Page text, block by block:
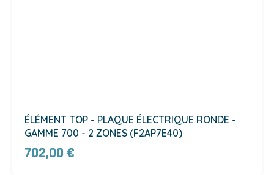
ÉLÉMENT TOP - PLAQUE ÉLECTRIQUE RONDE -
GAMME 700 - 2 ZONES (F2AP7E40)
702,00 €